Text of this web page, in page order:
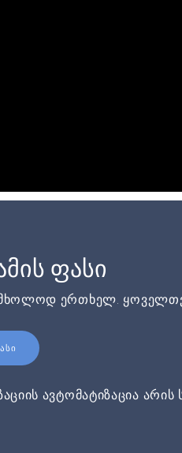
ფასი
ერთხელ.
ავტომატიზაცია